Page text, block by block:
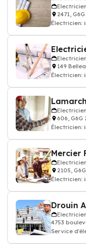
Electricien
2471,
Électricien:
Electricien
149
Electricien
606, G6G
Électricien:
Electricien
2105,
Électricien:
Drouin
Electricien
4753
Service